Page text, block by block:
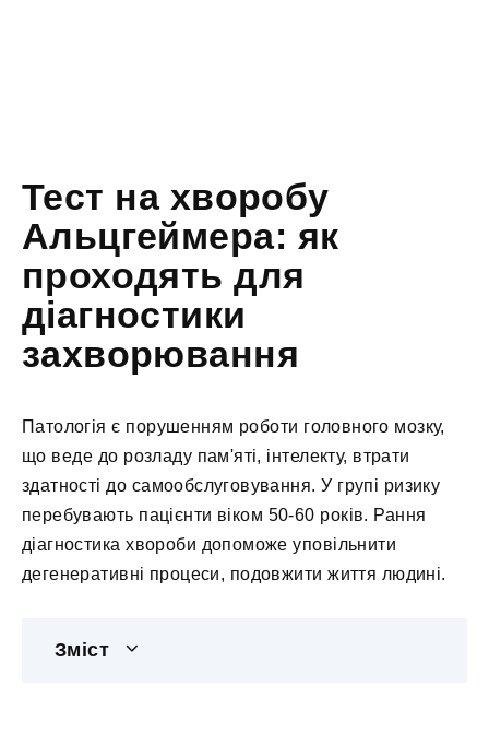
Тест на хворобу
Альцгеймера: як
проходять для
діагностики
захворювання
Патологія є порушенням роботи головного мозку,
що веде до розладу пам'яті, інтелекту, втрати
здатності до самообслуговування. У групі ризику
перебувають пацієнти віком 50-60 років. Рання
діагностика хвороби допоможе уповільнити
дегенеративні процеси, подовжити життя людині.
Зміст